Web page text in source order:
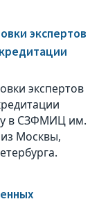
экспертов
экспертов
в СЗФМИЦ им.
Москвы,